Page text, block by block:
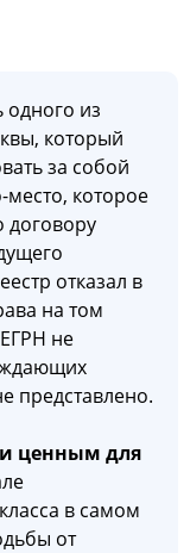
одного из
который
за собой
которое
договору
отказал в
на том
не
представлено.
ценным для
в самом
от